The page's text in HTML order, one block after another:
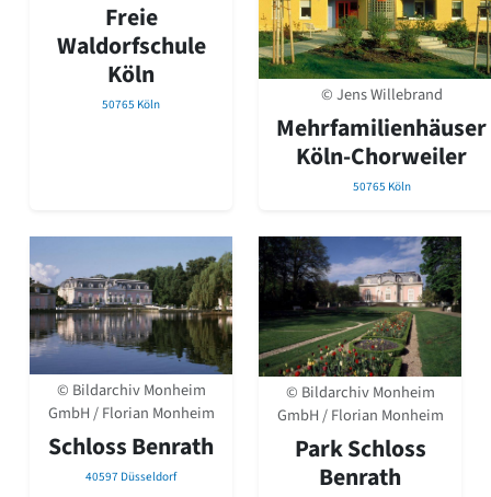
Freie
Waldorfschule
Köln
50765 Köln © Jens Willebrand
Mehrfamilienhäuser
Köln-Chorweiler
50765 Köln
© Bildarchiv Monheim
GmbH / Florian Monheim
Schloss Benrath
40597 Düsseldorf
© Bildarchiv Monheim
GmbH / Florian Monheim
Park Schloss
Benrath